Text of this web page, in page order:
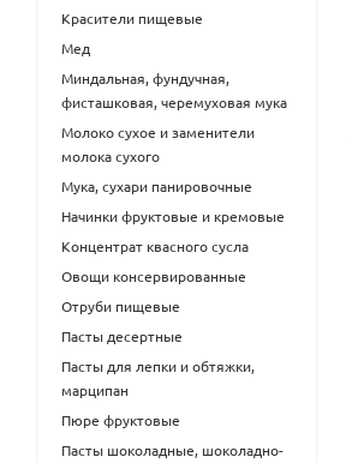
Красители пищевые
Мед
Миндальная, фундучная,
фисташковая, черемуховая мука
Молоко сухое и заменители
молока сухого
Мука, сухари панировочные
Начинки фруктовые и кремовые
Концентрат квасного сусла
Овощи консервированные
Отруби пищевые
Пасты десертные
Пасты для лепки и обтяжки,
марципан
Пюре фруктовые
Пасты шоколадные, шоколадно-